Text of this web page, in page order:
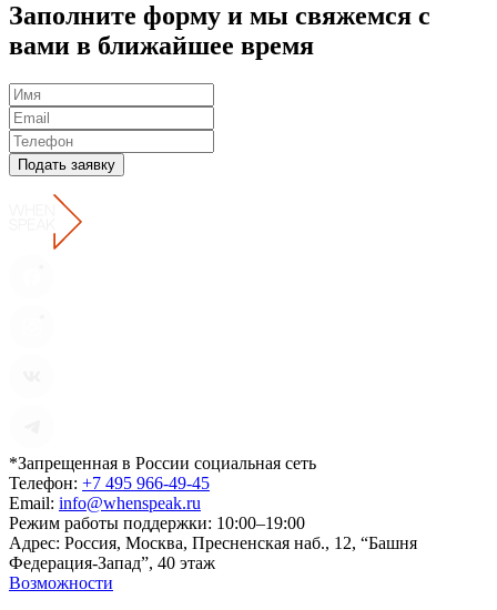
Заполните форму и мы свяжемся с
вами в ближайшее время
Подать заявку
*Запрещенная в России социальная сеть
Телефон: +7 495 966-49-45
Email: info@whenspeak.ru
Режим работы поддержки: 10:00–19:00
Адрес: Россия, Москва, Пресненская наб., 12, “Башня
Федерация-Запад”, 40 этаж
Возможности